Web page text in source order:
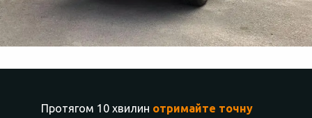
Протягом 10 хвилин отримайте точну